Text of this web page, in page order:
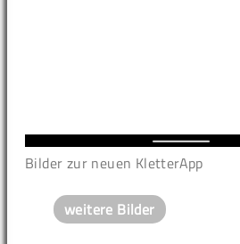
Bilder zur neuen KletterApp
weitere Bilder